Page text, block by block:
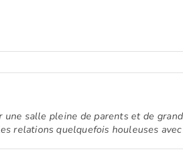
salle pleine de parents et de
relations quelquefois houleuses